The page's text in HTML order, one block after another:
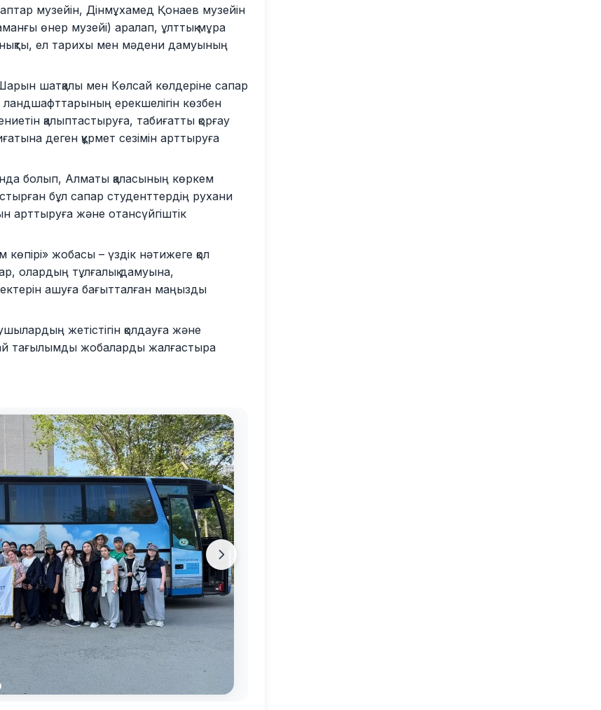
музейін, Дінмұхамед Қонаев музейін
өнер музейі) аралап, ұлттық мұра
ел тарихы мен мәдени дамуының
шатқалы мен Көлсай көлдеріне сапар
ерекшелігін көзбен
қалыптастыруға, табиғатты қорғау
деген құрмет сезімін арттыруға
болып, Алматы қаласының көркем
бұл сапар студенттердің рухани
арттыруға және отансүйгіштік
көпірі» жобасы – үздік нәтижеге қол
олардың тұлғалық дамуына,
ашуға бағытталған маңызды
жетістігін қолдауға және
тағылымды жобаларды жалғастыра